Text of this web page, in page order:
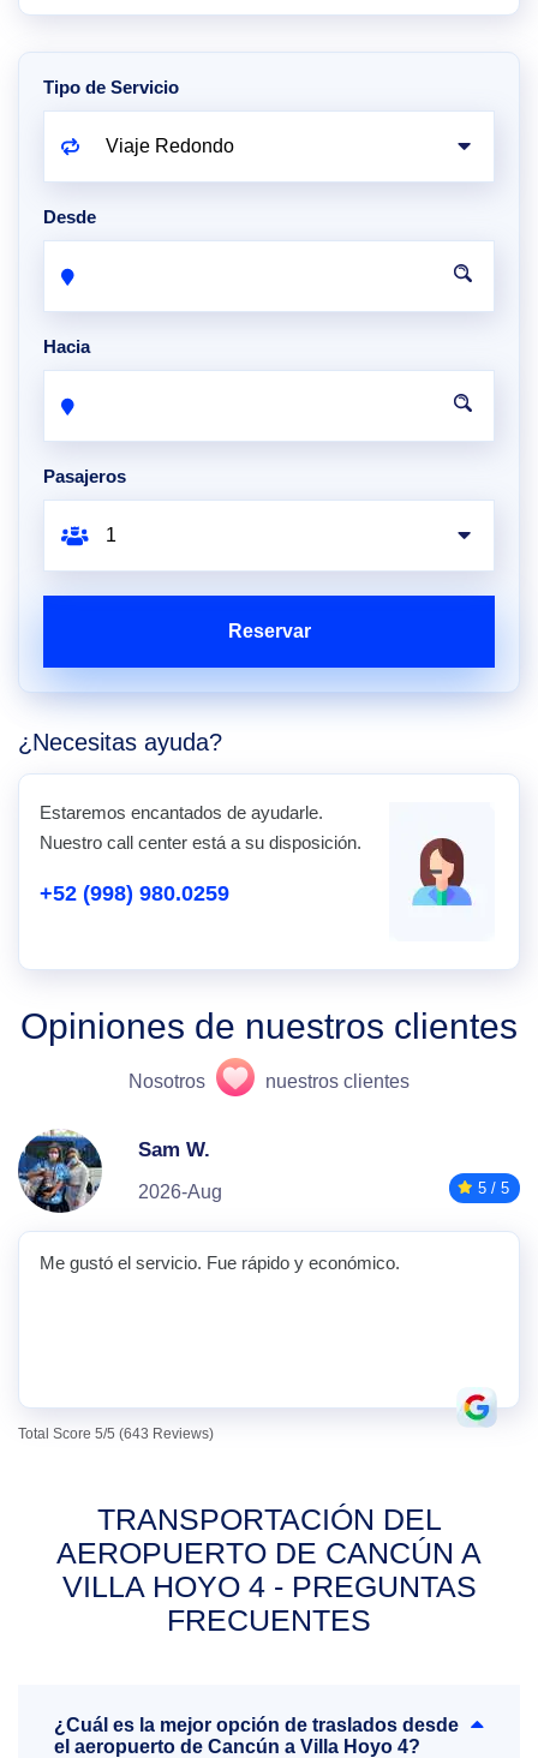
Tipo de Servicio
Desde
Hacia
Pasajeros
Reservar
¿Necesitas ayuda?
Estaremos encantados de ayudarle.
Nuestro call center está a su disposición.
+52 (998) 980.0259
Opiniones de nuestros clientes
Nosotros nuestros clientes
Sam W.
2026-Aug 5 / 5
Me gustó el servicio. Fue rápido y económico.
Total Score 5/5 (643 Reviews)
TRANSPORTACIÓN DEL
AEROPUERTO DE CANCÚN A
VILLA HOYO 4 - PREGUNTAS
FRECUENTES
¿Cuál es la mejor opción de traslados desde
el aeropuerto de Cancún a Villa Hoyo 4?